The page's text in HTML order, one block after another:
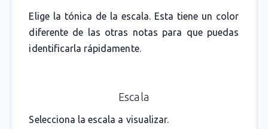
Elige la tónica de la escala. Esta tiene un color
diferente de las otras notas para que puedas
identificarla rápidamente.
Escala
Selecciona la escala a visualizar.